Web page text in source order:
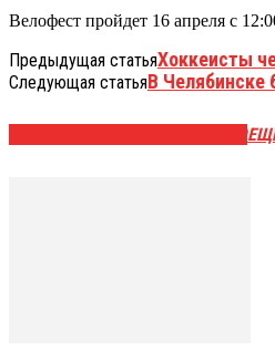
Велофест пройдет 16 апреля с
Предыдущая статьяХоккеисты
Следующая статьяВ Челябинске